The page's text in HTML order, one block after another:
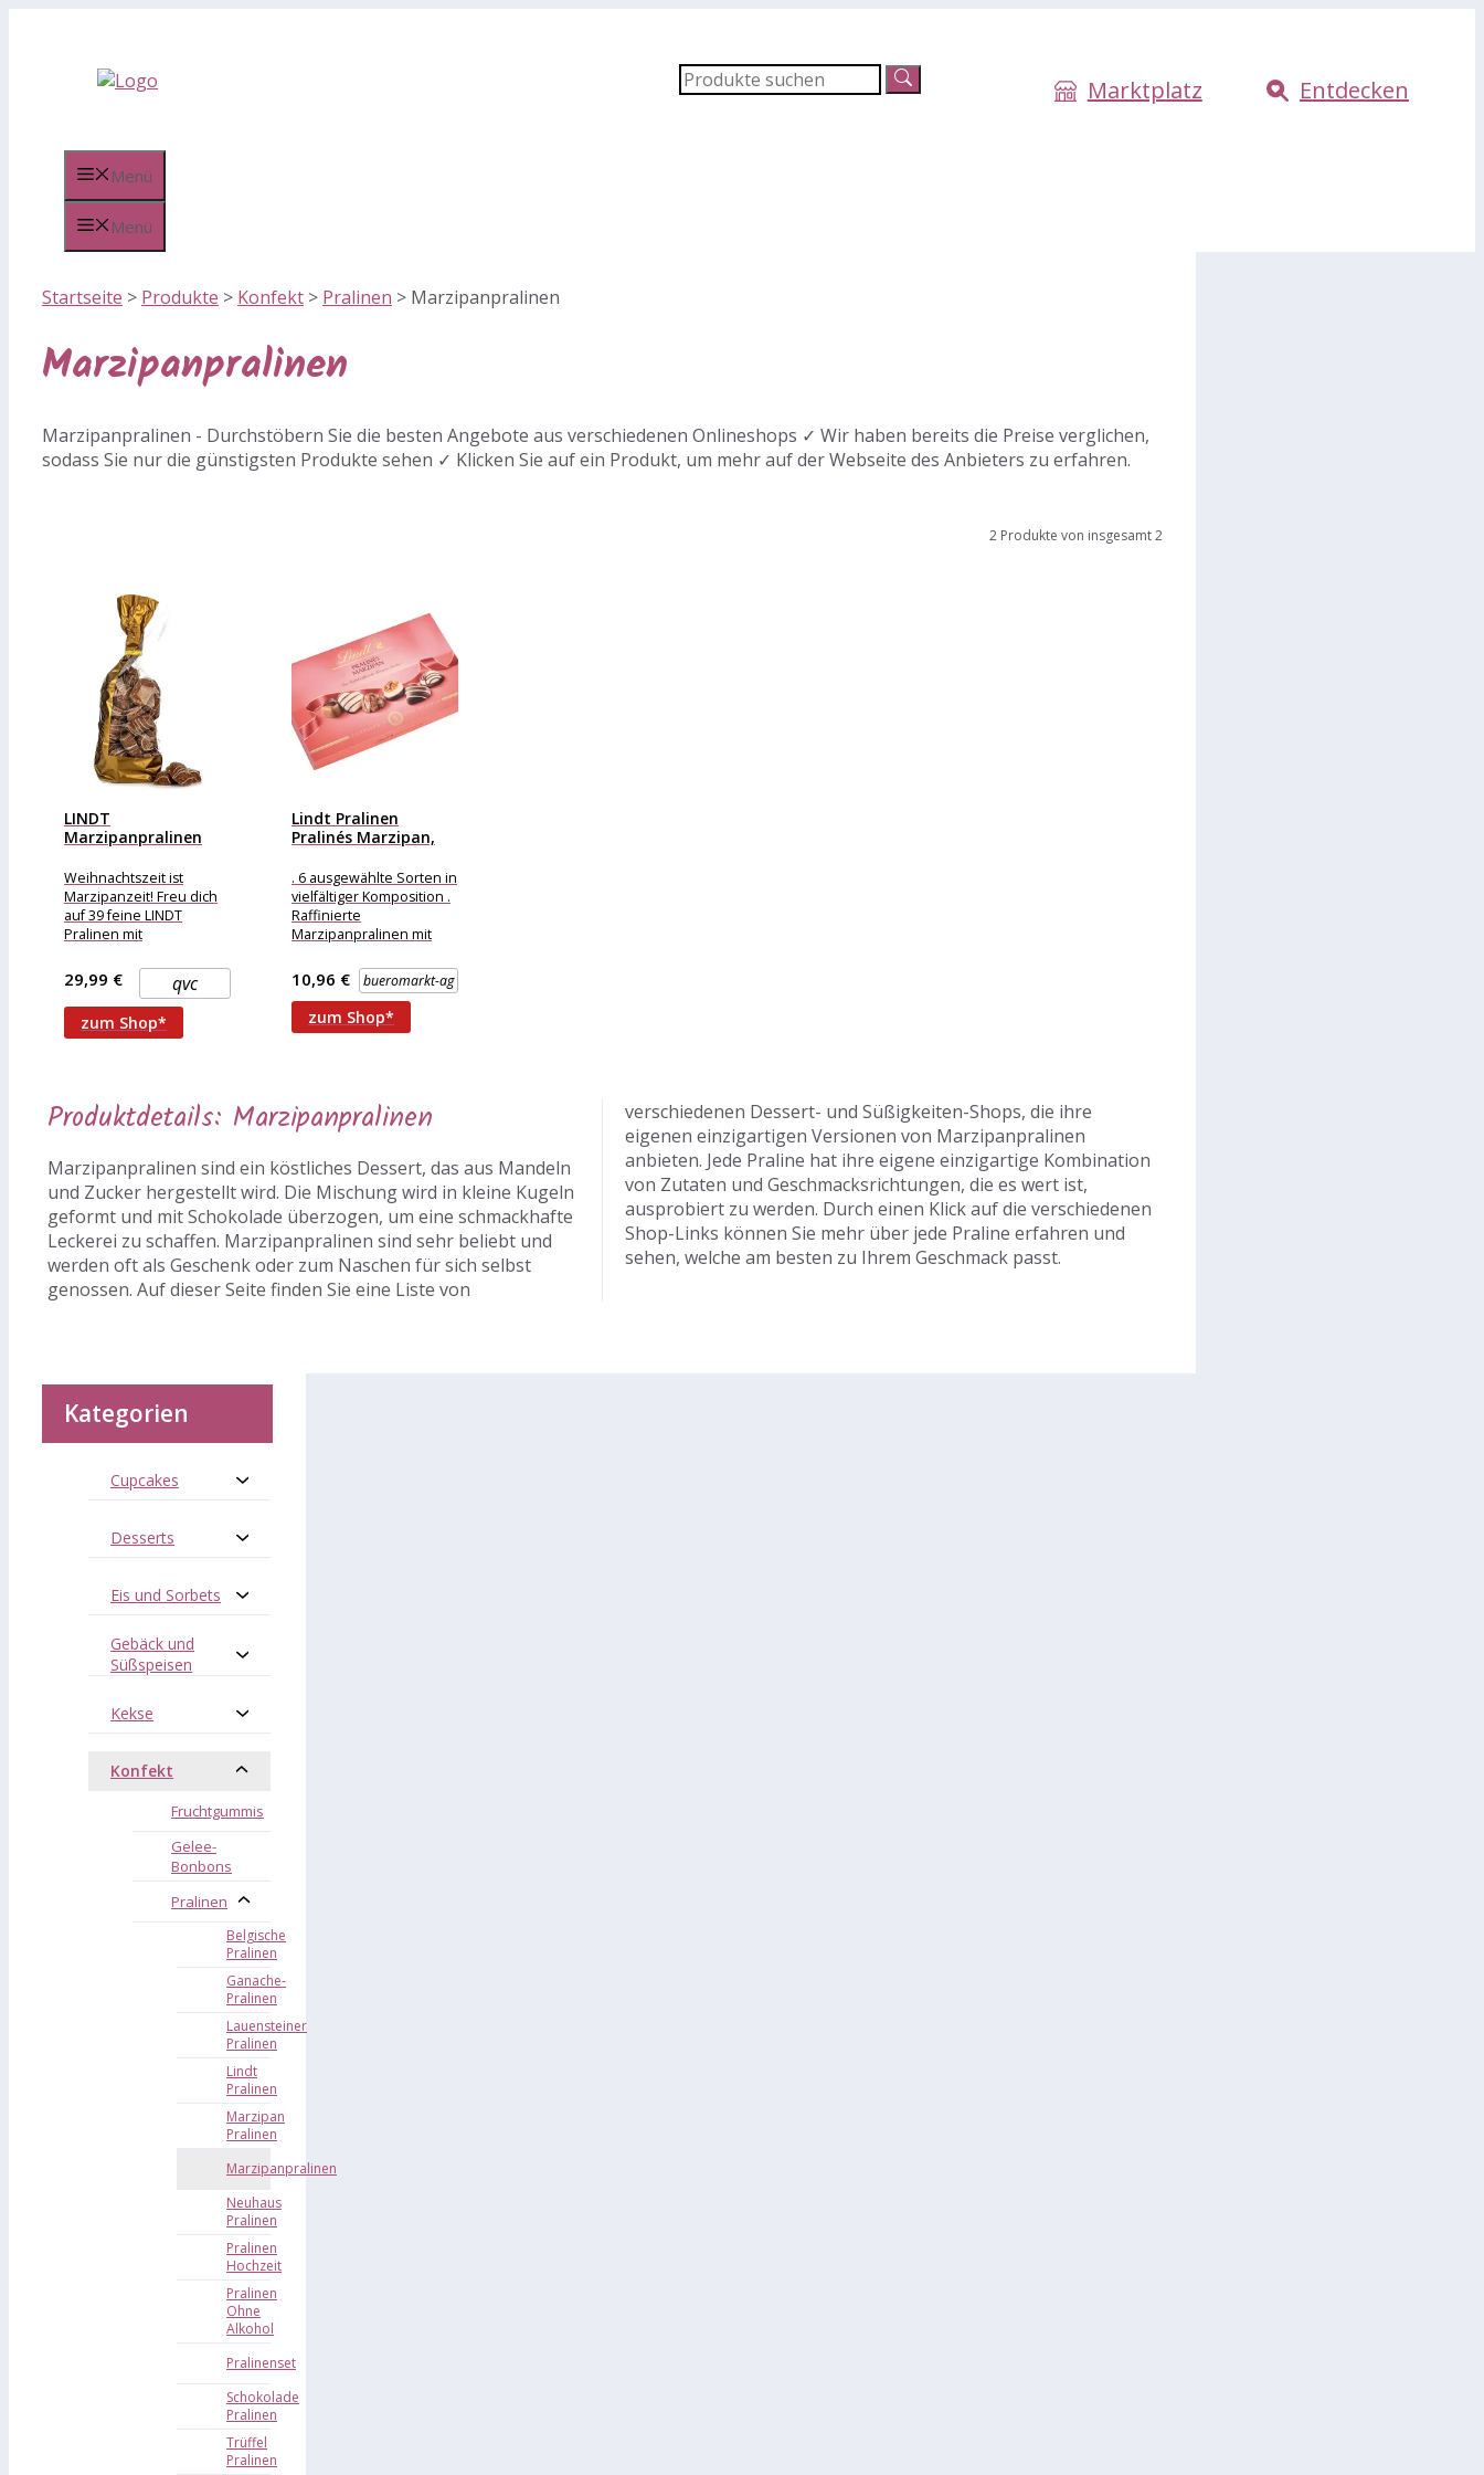
Marktplatz Entdecken
Menü
Menü
Startseite > Produkte > Konfekt > Pralinen > Marzipanpralinen
Marzipanpralinen
Marzipanpralinen - Durchstöbern Sie die besten Angebote aus verschiedenen Onlineshops ✓ Wir haben bereits die Preise verglichen,
sodass Sie nur die günstigsten Produkte sehen ✓ Klicken Sie auf ein Produkt, um mehr auf der Webseite des Anbieters zu erfahren.
2 Produkte von insgesamt 2
LINDT
Marzipanpralinen
Inhalt 702g
Weihnachtszeit ist
Marzipanzeit! Freu dich
auf 39 feine LINDT
Pralinen mit
erhalte ich? 39 Marzipan-
Pralinen, 702 g Aufqvc
29,99 €
zum Shop*
Lindt Pralinen
Pralinés Marzipan,
. 6 ausgewählte Sorten in
vielfältiger Komposition .
Raffinierte
Marzipanpralinen mit
Merkmale: Ausführung:
Geschenk weitere
Produktinformationen:
Inhalt:
bueromarkt-ag
10,96 €
zum Shop*
Produktdetails: Marzipanpralinen
Marzipanpralinen sind ein köstliches Dessert, das aus Mandeln
und Zucker hergestellt wird. Die Mischung wird in kleine Kugeln
geformt und mit Schokolade überzogen, um eine schmackhafte
Leckerei zu schaffen. Marzipanpralinen sind sehr beliebt und
werden oft als Geschenk oder zum Naschen für sich selbst
genossen. Auf dieser Seite finden Sie eine Liste von
verschiedenen Dessert- und Süßigkeiten-Shops, die ihre
eigenen einzigartigen Versionen von Marzipanpralinen
anbieten. Jede Praline hat ihre eigene einzigartige Kombination
von Zutaten und Geschmacksrichtungen, die es wert ist,
ausprobiert zu werden. Durch einen Klick auf die verschiedenen
Shop-Links können Sie mehr über jede Praline erfahren und
sehen, welche am besten zu Ihrem Geschmack passt.
Kategorien
Cupcakes
Desserts
Eis und Sorbets
Gebäck und
Süßspeisen
Kekse
Konfekt
Fruchtgummis
Gelee-
Bonbons
Pralinen
Belgische
Pralinen
Ganache-
Pralinen
Lauensteiner
Pralinen
Lindt
Pralinen
Marzipan
Pralinen
Marzipanpralinen
Neuhaus
Pralinen
Pralinen
Hochzeit
Pralinen
Ohne
Alkohol
Pralinenset
Schokolade
Pralinen
Trüffel
Pralinen